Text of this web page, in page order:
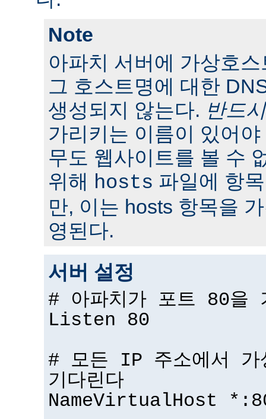
Note
아파치 서버에 가상호
그 호스트명에 대한
생성되지 않는다. 반드시
가리키는 이름이 있어
무도 웹사이트를 볼 수
위해 hosts 파일에 항
만, 이는 hosts 항목을
영된다.
서버 설정
# 아파치가 포트 80을
Listen 80
# 모든 IP 주소에서 가
기다린다
NameVirtualHost